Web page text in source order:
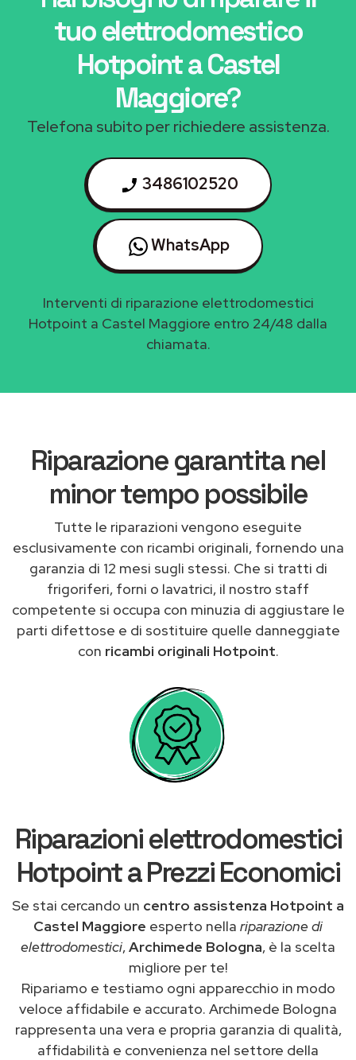
tuo elettrodomestico
Hotpoint a Castel
Maggiore?
Telefona subito per richiedere assistenza.
3486102520
WhatsApp
Interventi di riparazione elettrodomestici
Hotpoint a Castel Maggiore entro 24/48 dalla
chiamata.
Riparazione garantita nel
minor tempo possibile
Tutte le riparazioni vengono eseguite
esclusivamente con ricambi originali, fornendo una
garanzia di 12 mesi sugli stessi. Che si tratti di
frigoriferi, forni o lavatrici, il nostro staff
competente si occupa con minuzia di aggiustare le
parti difettose e di sostituire quelle danneggiate
con ricambi originali Hotpoint.
Riparazioni elettrodomestici
Hotpoint a Prezzi Economici
Se stai cercando un centro assistenza Hotpoint a
Castel Maggiore esperto nella riparazione di
elettrodomestici,Archimede Bologna, è la scelta
migliore per te!
Ripariamo e testiamo ogni apparecchio in modo
veloce affidabile e accurato. Archimede Bologna
rappresenta una vera e propria garanzia di qualità,
affidabilità e convenienza nel settore della